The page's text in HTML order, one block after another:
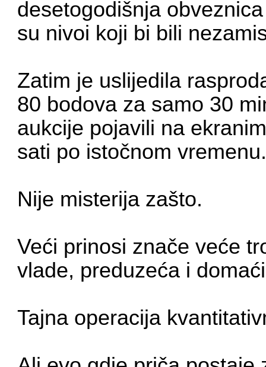
desetogodišnja
su nivoi koji bi bili
Zatim je uslijedila
80 bodova za samo 30
aukcije pojavili na
sati po istočnom
Nije misterija zašto.
Veći prinosi znače veće
vlade, preduzeća i
Tajna operacija